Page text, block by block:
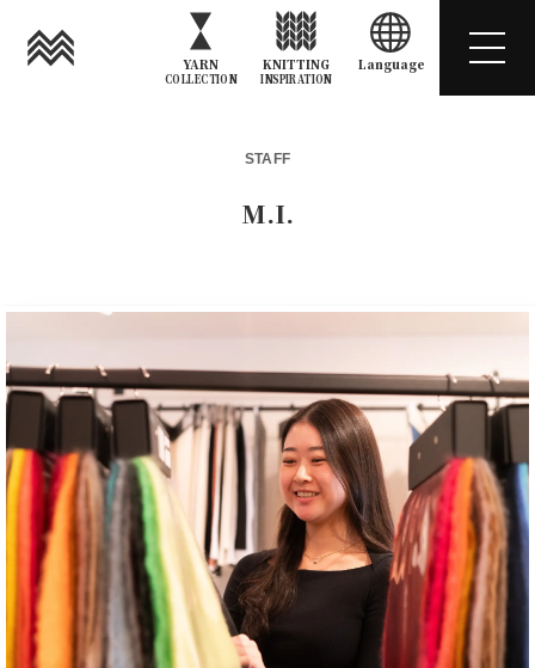
YARN
COLLECTION
KNITTING
INSPIRATION
Language
STAFF
M.I.